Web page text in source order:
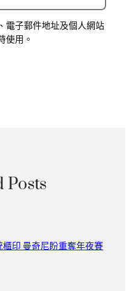
電子郵件地址及個人網站
使用。
Posts
印 曼奇尼盼重奪年夜賽